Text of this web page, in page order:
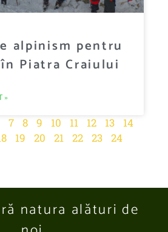
alpinism pentru
Piatra Craiului
»
7 8 9 10 11 12 13
14
19 20 21 22 23 24
natura alături de